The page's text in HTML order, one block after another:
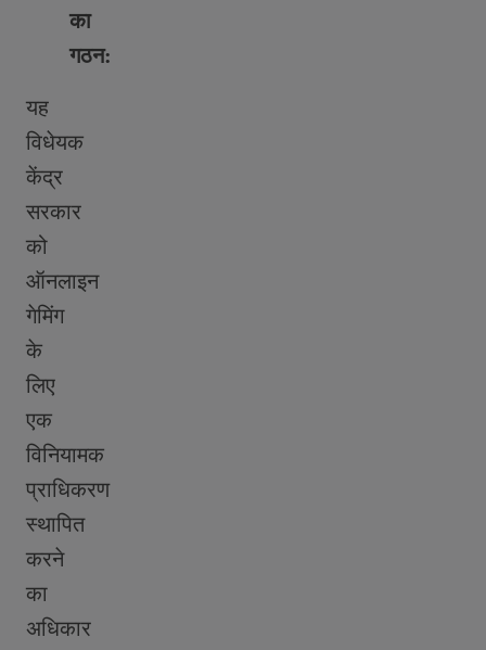
का
गठन:
यह
विधेयक
केंद्र
सरकार
को
ऑनलाइन
गेमिंग
के
लिए
एक
विनियामक
प्राधिकरण
स्थापित
करने
का
अधिकार